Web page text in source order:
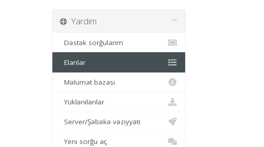
Yardım
Dəstək sorğularım
Elanlar
Məlumat bazası
Yüklənilənlər
Server/Şəbəkə vəziyyəti
Yeni sorğu aç